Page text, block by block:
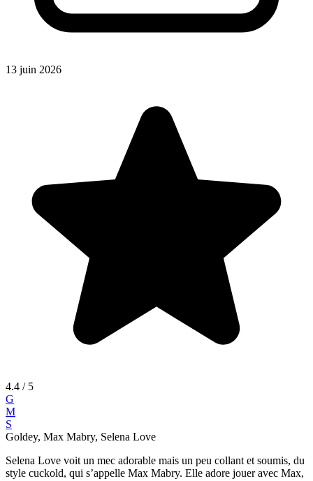
13 juin 2026
4.4 / 5
G
M
S
Goldey, Max Mabry, Selena Love
Selena Love voit un mec adorable mais un peu collant et soumis, du
style cuckold, qui s’appelle Max Mabry. Elle adore jouer avec Max,